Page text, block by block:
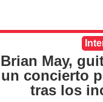
Brian May,
un concierto
tras los